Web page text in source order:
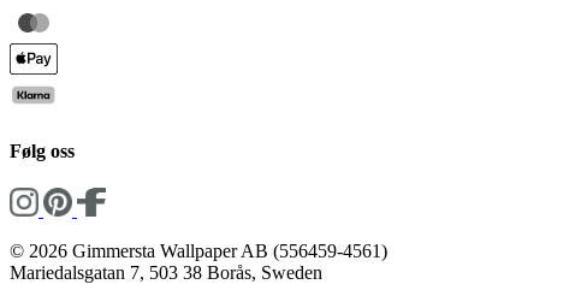
Følg oss
© 2026 Gimmersta Wallpaper AB (556459-4561)
Mariedalsgatan 7, 503 38 Borås, Sweden